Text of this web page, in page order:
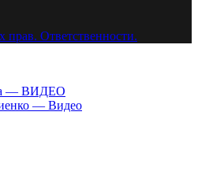
прав. Ответственности.
— ВИДЕО
— Видео